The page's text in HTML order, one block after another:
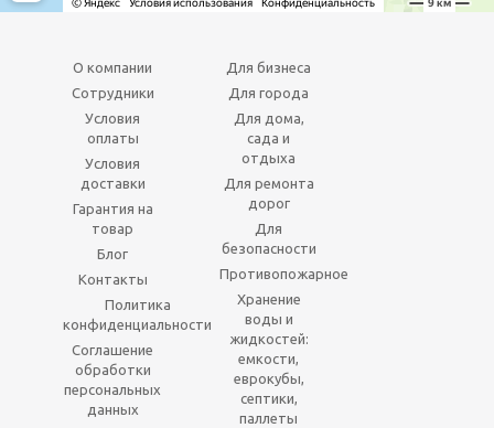
О компании
Сотрудники
Условия
оплаты
Условия
доставки
Гарантия на
товар
Блог
Контакты
Политика
конфиденциальности
Соглашение
обработки
персональных
данных
Для бизнеса
Для города
Для дома,
сада и
отдыха
Для ремонта
дорог
Для
безопасности
Противопожарное
Хранение
воды и
жидкостей:
емкости,
еврокубы,
септики,
паллеты